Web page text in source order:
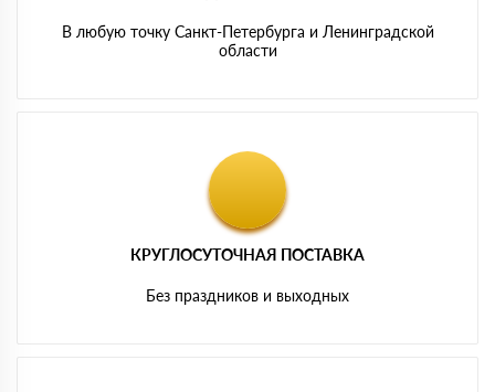
В любую точку Санкт-Петербурга и Ленинградской
области
КРУГЛОСУТОЧНАЯ ПОСТАВКА
Без праздников и выходных